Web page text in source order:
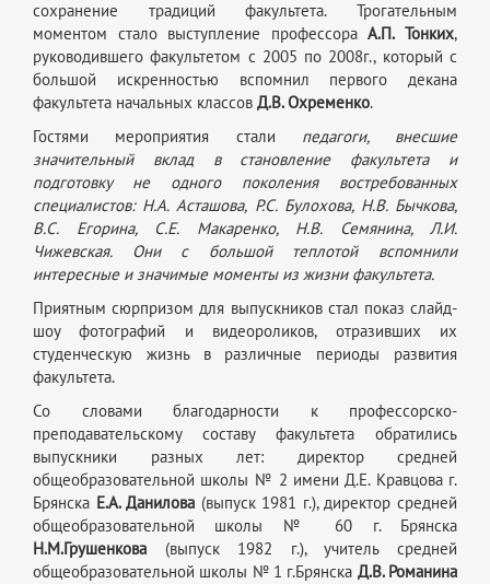
сохранение традиций факультета. Трогательным
моментом стало выступление профессораА.П. Тонких,
руководившего факультетом с 2005 по 2008г., который с
большой искренностью вспомнил первого декана
факультета начальных классов Д.В. Охременко.
Гостями мероприятия стали педагоги, внесшие
значительный вклад в становление факультета и
подготовку не одного поколения востребованных
специалистов: Н.А. Асташова, Р.С. Булохова, Н.В. Бычкова,
В.С. Егорина, С.Е. Макаренко, Н.В. Семянина, Л.И.
Чижевская. Они с большой теплотой вспомнили
интересные и значимые моменты из жизни факультета.
Приятным сюрпризом для выпускников стал показ слайд-
шоу фотографий и видеороликов, отразивших их
студенческую жизнь в различные периоды развития
факультета.
Со словами благодарности к профессорско-
преподавательскому составу факультета обратились
выпускники разных лет: директор средней
общеобразовательной школы № 2 имени Д.Е. Кравцова г.
Брянска Е.А. Данилова (выпуск 1981 г.), директор средней
общеобразовательной школы № 60 г. Брянска
Н.М.Грушенкова (выпуск 1982 г.), учитель средней
общеобразовательной школы № 1 г.Брянска Д.В. Романина